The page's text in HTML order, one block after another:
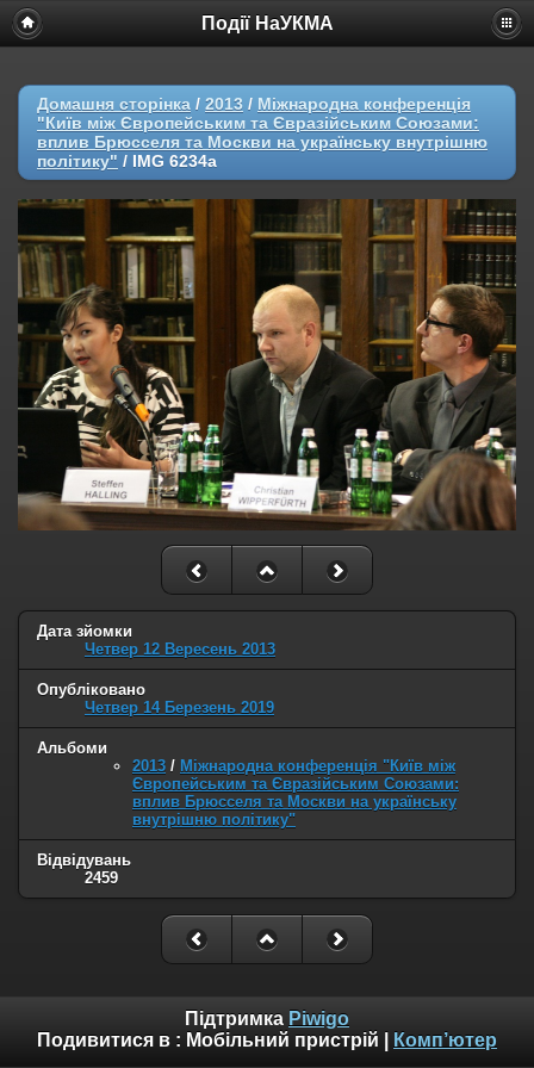
Події НаУКМА
Домашня сторінка / 2013 / Міжнародна конференція
"Київ між Європейським та Євразійським Союзами:
вплив Брюсселя та Москви на українську внутрішню
політику" / IMG 6234a
Дата зйомки
Четвер 12 Вересень 2013
Опубліковано
Четвер 14 Березень 2019
Альбоми
2013 / Міжнародна конференція "Київ між
Європейським та Євразійським Союзами:
вплив Брюсселя та Москви на українську
внутрішню політику"
Відвідувань
2459
Підтримка Piwigo
Подивитися в : Мобільний пристрій Комп’ютер